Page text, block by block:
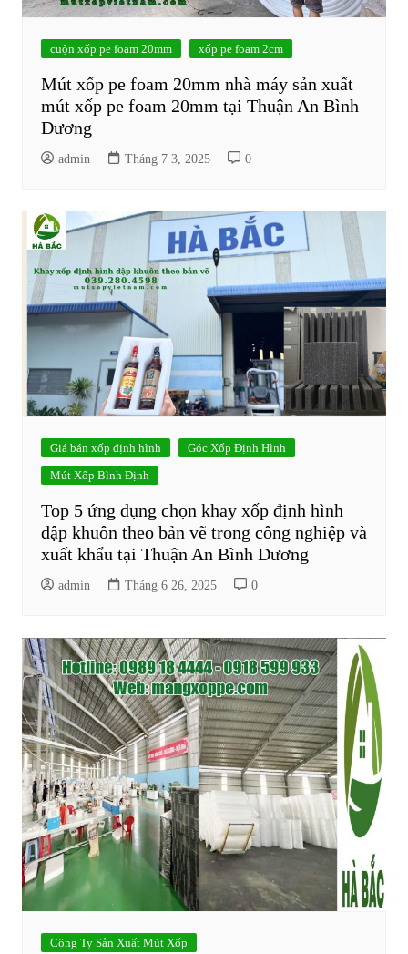
cuộn xốp pe foam 20mm xốp pe foam 2cm
Mút xốp pe foam 20mm nhà máy sản xuất
mút xốp pe foam 20mm tại Thuận An Bình
Dương
admin Tháng 7 3, 2025 0
Giá bán xốp định hình
Góc Xốp Định Hình
Mút Xốp Bình Định
Top 5 ứng dụng chọn khay xốp định hình
dập khuôn theo bản vẽ trong công nghiệp và
xuất khẩu tại Thuận An Bình Dương
admin Tháng 6 26, 2025 0
Công Ty Sản Xuất Mút Xốp